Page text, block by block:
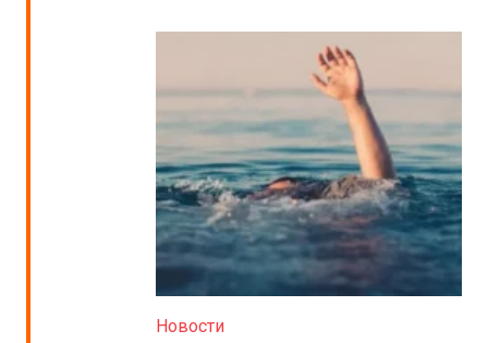
Новости